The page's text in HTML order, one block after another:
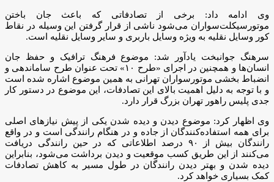
وی ادامه داد: برخی از تصادفاتی که باعث جان باختن
موتورسیکلت‌سواران می‌شود ناشی از قرار گرفتن این وسیله در نقاط
کور وسایل نقلیه به ویژه وسایل باربری و سایر وسایل نقلیه است.
سرهنگ جوانبخت یادآور شد: موضوع فرهنگ ترافیک و حفظ جان
انسان‌ها و همچنین در اجرای «طرح ۱۰» تحت عنوان طرح ساماندهی و
انضباط بخشی موتورسواران تهرانی به همین موضوع اشاره شده است
و با توجه به دلیل اهمیت بالای این تصادفات، این موضوع در دستور کار
جدی پلیس راهور تهران بزرگ قرار دارد.
وی اظهار کرد: موضوع دیدن و دیده شدن یکی از پیش نیازهای اصلی
برای همه استفاده‌کنندگان از جاده و در هنگام رانندگی است و در واقع
رانندگان بیش از ۹۰ درصد اطلاعاتی که در حین رانندگی دریافت
می‌کنند از این طریق کسب موقعیت و دیدن برداشت می‌شود، بنابراین
دیده شدن و بهتر دیدن رانندگان در طول مسیر به کاهش تصادفات
کمک بسیاری خواهد کرد.